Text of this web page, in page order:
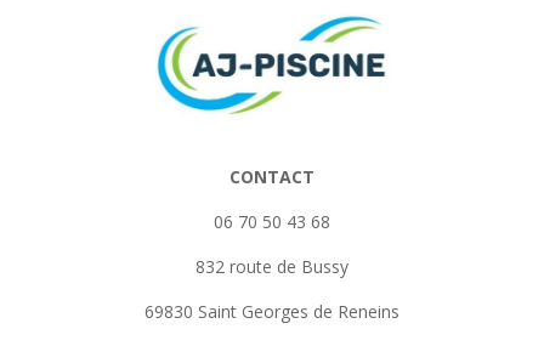
CONTACT
06 70 50 43 68
832 route de Bussy
69830 Saint Georges de Reneins